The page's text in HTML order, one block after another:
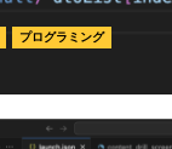
プログラミング